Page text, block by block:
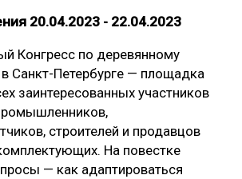
20.04.2023 - 22.04.2023
Конгресс по деревянному
в Санкт-Петербурге — площадка
заинтересованных участников
строителей и продавцов
На повестке
— как адаптироваться